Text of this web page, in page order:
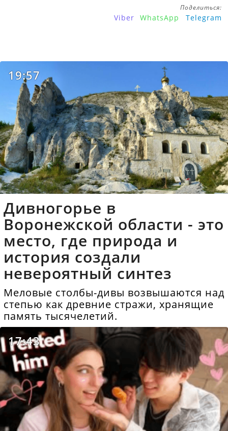
Поделиться:
Viber WhatsApp Telegram
19:57
Дивногорье в
Воронежской области - это
место, где природа и
история создали
невероятный синтез
Меловые столбы-дивы возвышаются над
степью как древние стражи, хранящие
память тысячелетий.
17:43